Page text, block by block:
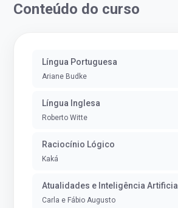
Conteúdo do curso
Língua Portuguesa
Ariane Budke
Língua Inglesa
Roberto Witte
Raciocínio Lógico
Kaká
Atualidades e Inteligência Artificial
Carla e Fábio Augusto